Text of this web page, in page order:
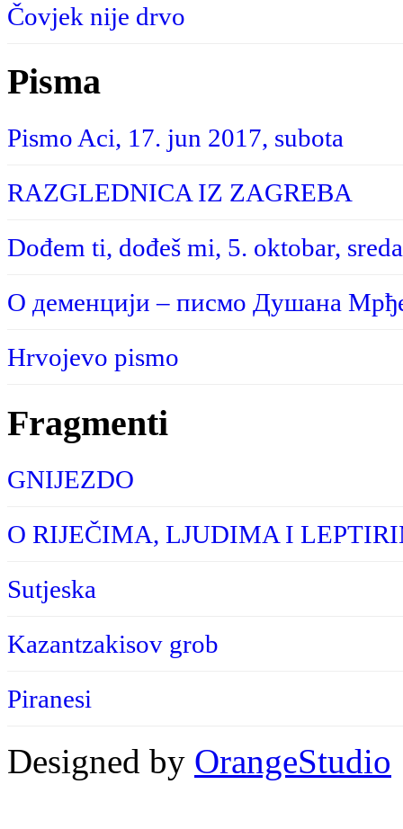
Čovjek nije drvo
Pisma
Pismo Aci, 17. jun 2017, subota
RAZGLEDNICA IZ ZAGREBA
Dođem ti, dođeš mi, 5. oktobar, sreda
О деменцији – писмо Душана
Hrvojevo pismo
Fragmenti
GNIJEZDO
O RIJEČIMA, LJUDIMA I
Sutjeska
Kazantzakisov grob
Piranesi
Designed by OrangeStudio